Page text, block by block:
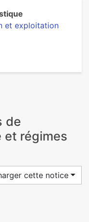
et exploitation
de
et régimes
cette notice